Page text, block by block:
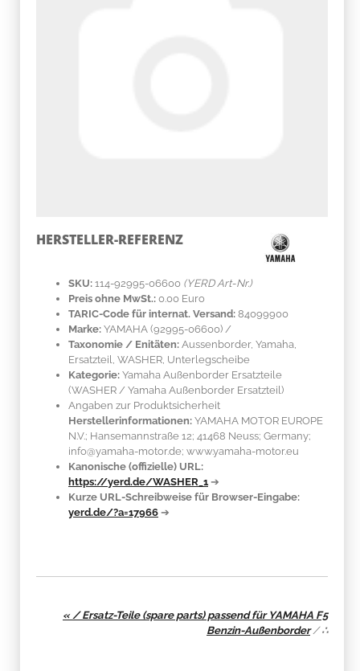
HERSTELLER-REFERENZ
SKU: 114-92995-06600 (YERD Art-Nr.)
Preis ohne MwSt.: 0.00 Euro
TARIC-Code für internat. Versand: 84099900
Marke: YAMAHA (92995-06600) /
Taxonomie / Enitäten: Aussenborder, Yamaha,
Ersatzteil, WASHER, Unterlegscheibe
Kategorie: Yamaha Außenborder Ersatzteile
(WASHER / Yamaha Außenborder Ersatzteil)
Angaben zur Produktsicherheit
Herstellerinformationen: YAMAHA MOTOR EUROPE
N.V.; Hansemannstraße 12; 41468 Neuss; Germany;
info@yamaha-motor.de; www.yamaha-motor.eu
Kanonische (offizielle) URL:
https://yerd.de/WASHER_1 ➔
Kurze URL-Schreibweise für Browser-Eingabe:
yerd.de/?a=17966 ➔
« / Ersatz-Teile (spare parts) passend für YAMAHA F5
Benzin-Außenborder/∴